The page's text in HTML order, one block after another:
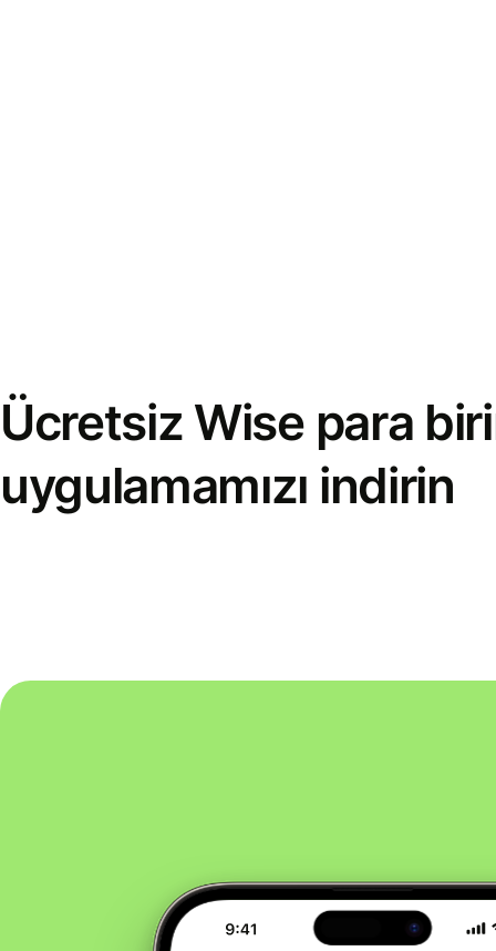
Ücretsiz Wise para
uygulamamızı indirin